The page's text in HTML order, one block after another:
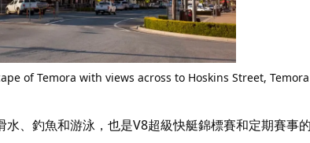
of Temora with views across to Hoskins Street, Temora
水、釣魚和游泳，也是V8超級快艇錦標賽和定期賽事的